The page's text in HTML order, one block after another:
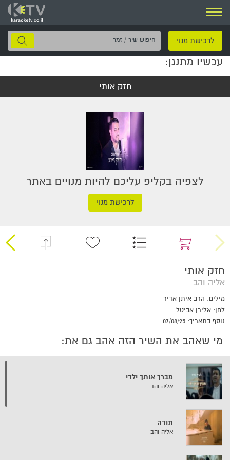
ניווט
לרכישת מנוי
חיפוש
שיר
עכשיו מתנגן:
חזק אותי
לצפיה בקליפ עליכם להיות מנויים באתר
לרכישת מנוי
חזק אותי
אליה והב
מילים: הרב איתן אדיר
לחן: אלירן אביטל
נוסף בתאריך: 07/08/25
מי שאהב את השיר הזה אהב גם את:
מברך אותך ילדי
אליה והב
תודה
אליה והב